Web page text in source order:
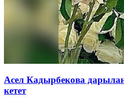
Асел Кадырбекова
кетет